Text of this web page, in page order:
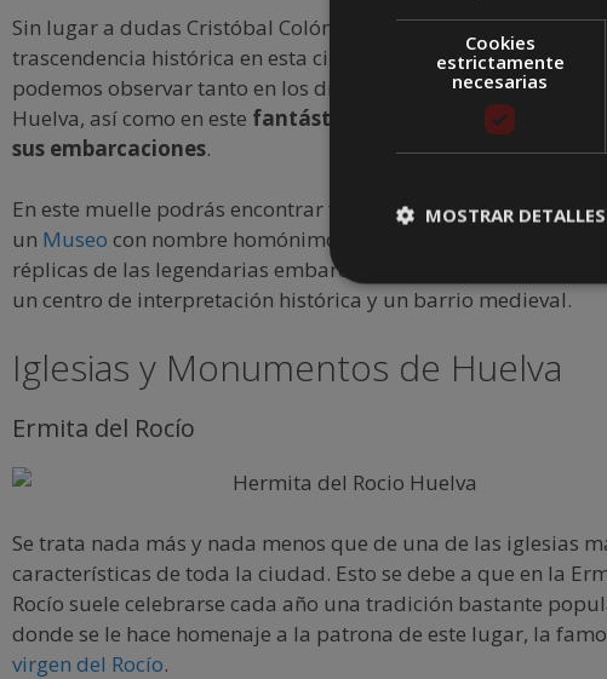
Sin lugar a dudas Cristóbal Colón fue un personaje con gran
trascendencia histórica en esta ciudad, un ejemplo de esto lo
podemos observar tanto en los distintos monumentos
Huelva, así como en este fantástico muelle que lleva el
sus embarcaciones.
En este muelle podrás encontrar fantásticos lugares turísticos,
un Museo con nombre homónimo al muelle en donde se
réplicas de las legendarias embarcaciones de Cristóbal Colón,
un centro de interpretación histórica y un barrio medieval.
Iglesias y Monumentos de Huelva
Ermita del Rocío
Se trata nada más y nada menos que de una de las iglesias
características de toda la ciudad. Esto se debe a que en la
Rocío suele celebrarse cada año una tradición bastante
donde se le hace homenaje a la patrona de este lugar, la
virgen del Rocío.
Cookies
estrictamente
necesarias
MOSTRAR DETALLES